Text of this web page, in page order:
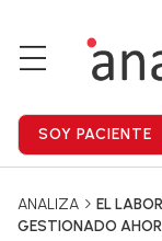
ANALIZA
EL
GESTIONADO